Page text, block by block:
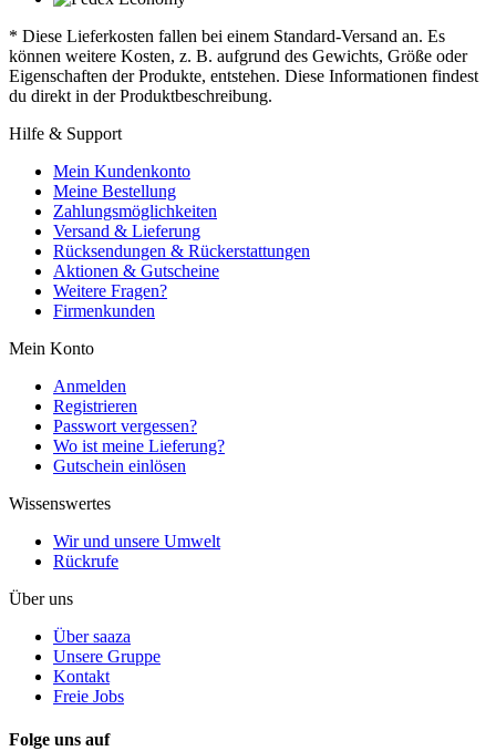
* Diese Lieferkosten fallen bei einem Standard-Versand an. Es
können weitere Kosten, z. B. aufgrund des Gewichts, Größe oder
Eigenschaften der Produkte, entstehen. Diese Informationen findest
du direkt in der Produktbeschreibung.
Hilfe & Support
Mein Kundenkonto
Meine Bestellung
Zahlungsmöglichkeiten
Versand & Lieferung
Rücksendungen & Rückerstattungen
Aktionen & Gutscheine
Weitere Fragen?
Firmenkunden
Mein Konto
Anmelden
Registrieren
Passwort vergessen?
Wo ist meine Lieferung?
Gutschein einlösen
Wissenswertes
Wir und unsere Umwelt
Rückrufe
Über uns
Über saaza
Unsere Gruppe
Kontakt
Freie Jobs
Folge uns auf